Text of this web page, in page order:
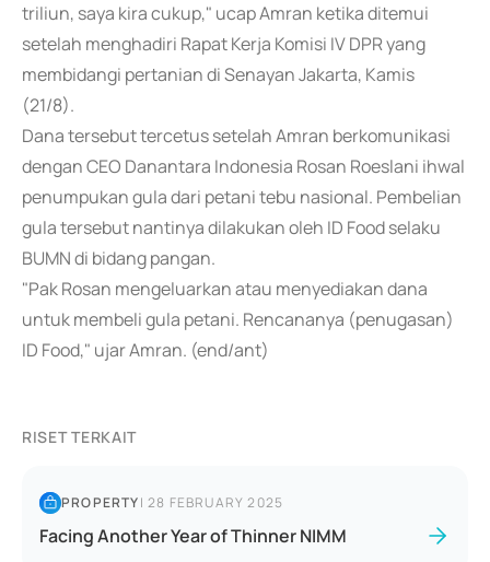
triliun, saya kira cukup," ucap Amran ketika ditemui
setelah menghadiri Rapat Kerja Komisi IV DPR yang
membidangi pertanian di Senayan Jakarta, Kamis
(21/8).
Dana tersebut tercetus setelah Amran berkomunikasi
dengan CEO Danantara Indonesia Rosan Roeslani ihwal
penumpukan gula dari petani tebu nasional. Pembelian
gula tersebut nantinya dilakukan oleh ID Food selaku
BUMN di bidang pangan.
"Pak Rosan mengeluarkan atau menyediakan dana
untuk membeli gula petani. Rencananya (penugasan)
ID Food," ujar Amran. (end/ant)
RISET TERKAIT
PROPERTY|28 FEBRUARY 2025
Facing Another Year of Thinner NIMM